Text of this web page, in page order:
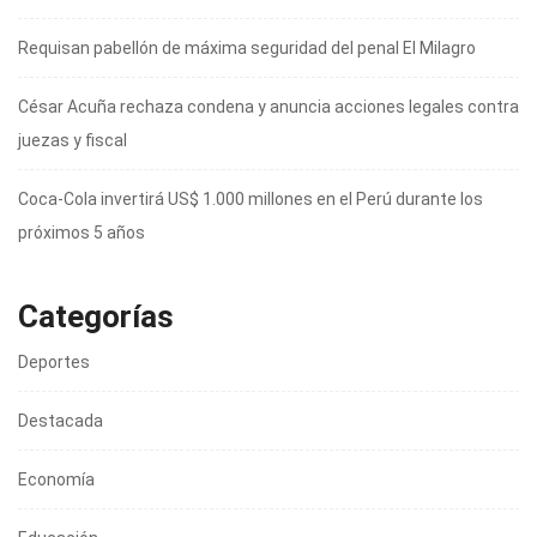
Requisan pabellón de máxima seguridad del penal El Milagro
César Acuña rechaza condena y anuncia acciones legales contra
juezas y fiscal
Coca-Cola invertirá US$ 1.000 millones en el Perú durante los
próximos 5 años
Categorías
Deportes
Destacada
Economía